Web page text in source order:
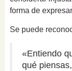
forma de
Se puede
«Entiendo
qué